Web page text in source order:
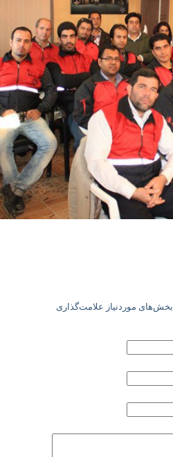
بخش‌های موردنیاز علامت‌گذاری